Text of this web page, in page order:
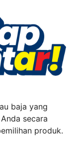
baja yang
secara
produk.